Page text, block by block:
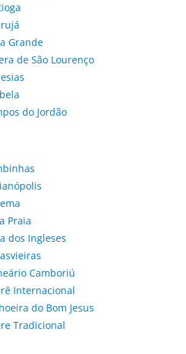
Grande
de São Lourenço
do Jordão
Praia
dos Ingleses
Camboriú
Internacional
do Bom Jesus
Tradicional